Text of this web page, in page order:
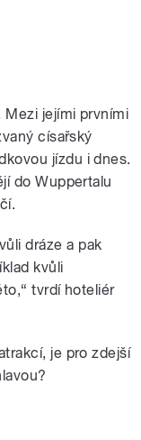
Mezi jejími prvními
císařský
jízdu i dnes.
do Wuppertalu
dráze a pak
kvůli
tvrdí hoteliér
je pro zdejší